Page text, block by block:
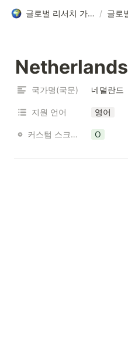
글로벌 리서치 가능 국가 목록 /
Netherlands
국가명(국문) 네덜란드
지원 언어 영어
커스텀 스크리닝 가능 여부 O